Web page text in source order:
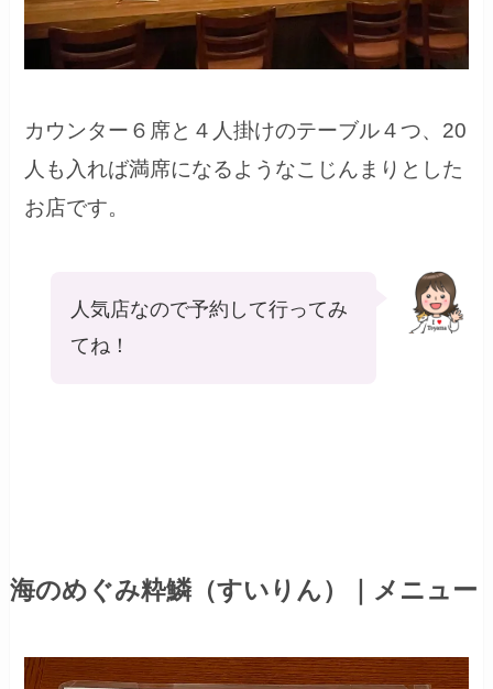
カウンター６席と４人掛けのテーブル４つ、20
人も入れば満席になるようなこじんまりとした
お店です。
人気店なので予約して行ってみ
てね！
海のめぐみ粋鱗（すいりん）｜メニュー